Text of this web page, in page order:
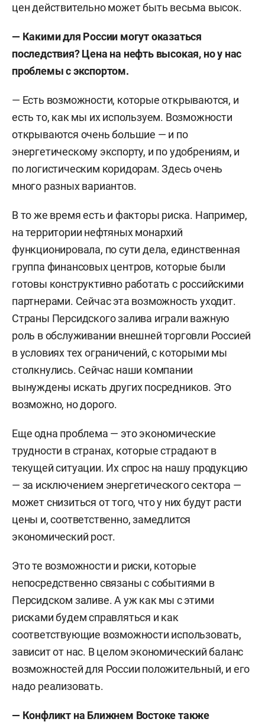
цен действительно может быть весьма высок.
— Какими для России могут оказаться
последствия? Цена на нефть высокая, но у нас
проблемы с экспортом.
— Есть возможности, которые открываются, и
есть то, как мы их используем. Возможности
открываются очень большие — и по
энергетическому экспорту, и по удобрениям, и
по логистическим коридорам. Здесь очень
много разных вариантов.
В то же время есть и факторы риска. Например,
на территории нефтяных монархий
функционировала, по сути дела, единственная
группа финансовых центров, которые были
готовы конструктивно работать с российскими
партнерами. Сейчас эта возможность уходит.
Страны Персидского залива играли важную
роль в обслуживании внешней торговли Россией
в условиях тех ограничений, с которыми мы
столкнулись. Сейчас наши компании
вынуждены искать других посредников. Это
возможно, но дорого.
Еще одна проблема — это экономические
трудности в странах, которые страдают в
текущей ситуации. Их спрос на нашу продукцию
— за исключением энергетического сектора —
может снизиться от того, что у них будут расти
цены и, соответственно, замедлится
экономический рост.
Это те возможности и риски, которые
непосредственно связаны с событиями в
Персидском заливе. А уж как мы с этими
рисками будем справляться и как
соответствующие возможности использовать,
зависит от нас. В целом экономический баланс
возможностей для России положительный, и его
надо реализовать.
— Конфликт на Ближнем Востокетакже